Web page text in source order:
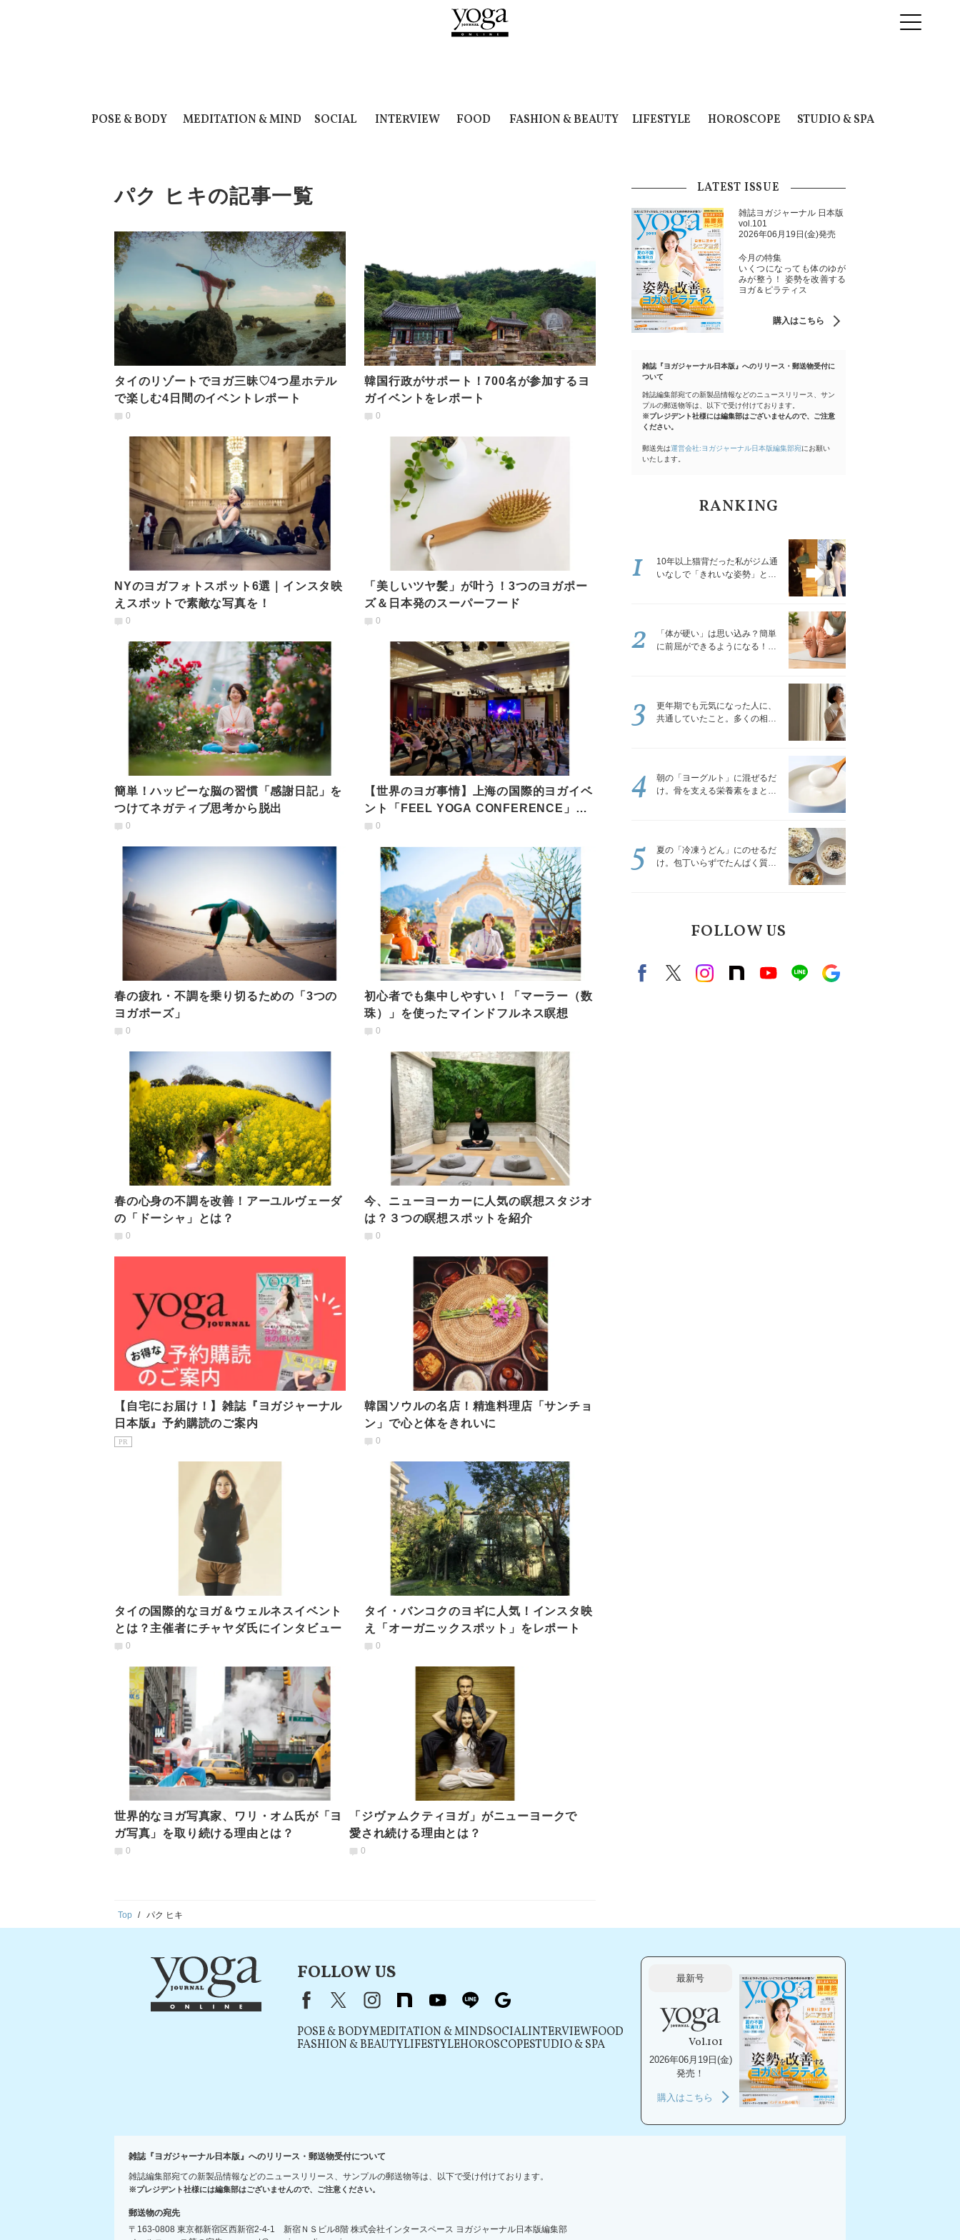
POSE & BODY MEDITATION & MIND SOCIAL INTERVIEW FOOD FASHION & BEAUTY LIFESTYLE HOROSCOPE STUDIO & SPA
パク ヒキの記事一覧
タイのリゾートでヨガ三昧♡4つ星ホテル
で楽しむ4日間のイベントレポート
0
韓国行政がサポート！700名が参加するヨ
ガイベントをレポート
0
NYのヨガフォトスポット6選｜インスタ映
えスポットで素敵な写真を！
0
「美しいツヤ髪」が叶う！3つのヨガポー
ズ＆日本発のスーパーフード
0
簡単！ハッピーな脳の習慣「感謝日記」を
つけてネガティブ思考から脱出
0
【世界のヨガ事情】上海の国際的ヨガイベ
ント「FEEL YOGA CONFERENCE」を
レポート
0
春の疲れ・不調を乗り切るための「3つの
ヨガポーズ」
0
初心者でも集中しやすい！「マーラー（数
珠）」を使ったマインドフルネス瞑想
0
春の心身の不調を改善！アーユルヴェーダ
の「ドーシャ」とは？
0
今、ニューヨーカーに人気の瞑想スタジオ
は？３つの瞑想スポットを紹介
0
【自宅にお届け！】雑誌『ヨガジャーナル
日本版』予約購読のご案内
PR
韓国ソウルの名店！精進料理店「サンチョ
ン」で心と体をきれいに
0
タイの国際的なヨガ＆ウェルネスイベント
とは？主催者にチャヤダ氏にインタビュー
0
タイ・バンコクのヨギに人気！インスタ映
え「オーガニックスポット」をレポート
0
世界的なヨガ写真家、ワリ・オム氏が「ヨ
ガ写真」を取り続ける理由とは？
0
「ジヴァムクティヨガ」がニューヨークで
愛され続ける理由とは？
0
Top パク ヒキ
LATEST ISSUE
雑誌ヨガジャーナル 日本版
vol.101
2026年06月19日(金)発売
今月の特集
いくつになっても体のゆが
みが整う！ 姿勢を改善する
ヨガ＆ピラティス
購入はこちら
雑誌『ヨガジャーナル日本版』へのリリース・郵送物受付に
ついて
雑誌編集部宛ての新製品情報などのニュースリリース、サン
プルの郵送物等は、以下で受け付けております。
※プレジデント社様には編集部はございませんので、ご注意
ください。
郵送先は運営会社:ヨガジャーナル日本版編集部宛にお願い
いたします。
RANKING
10年以上猫背だった私がジム通
いなしで「きれいな姿勢」と褒
1
「体が硬い」は思い込み？簡単
に前屈ができるようになる！腿
2
更年期でも元気になった人に、
共通していたこと。多くの相談
3
朝の「ヨーグルト」に混ぜるだ
け。骨を支える栄養素をまとめ
4
夏の「冷凍うどん」にのせるだ
け。包丁いらずでたんぱく質を
5
FOLLOW US
FacebookX（旧twitter）
instagram
note Youtubeline
FOLLOW US
FacebookX（旧Twitter）
instagram
note youtube line
POSE & BODYMEDITATION & MINDSOCIALINTERVIEWFOOD
FASHION & BEAUTYLIFESTYLEHOROSCOPESTUDIO & SPA
最新号
Vol.101
2026年06月19日(金)
発売！
購入はこちら
雑誌『ヨガジャーナル日本版』へのリリース・郵送物受付について
雑誌編集部宛ての新製品情報などのニュースリリース、サンプルの郵送物等は、以下で受け付けております。
※プレジデント社様には編集部はございませんので、ご注意ください。
郵送物の宛先
〒163-0808 東京都新宿区西新宿2-4-1 新宿ＮＳビル8階 株式会社インタースペース ヨガジャーナル日本版編集部